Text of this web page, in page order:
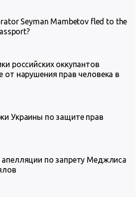
Seyman Mambetov fled to the
российских оккупантов
от нарушения прав человека в
Украины по защите прав
по запрету Меджлиса